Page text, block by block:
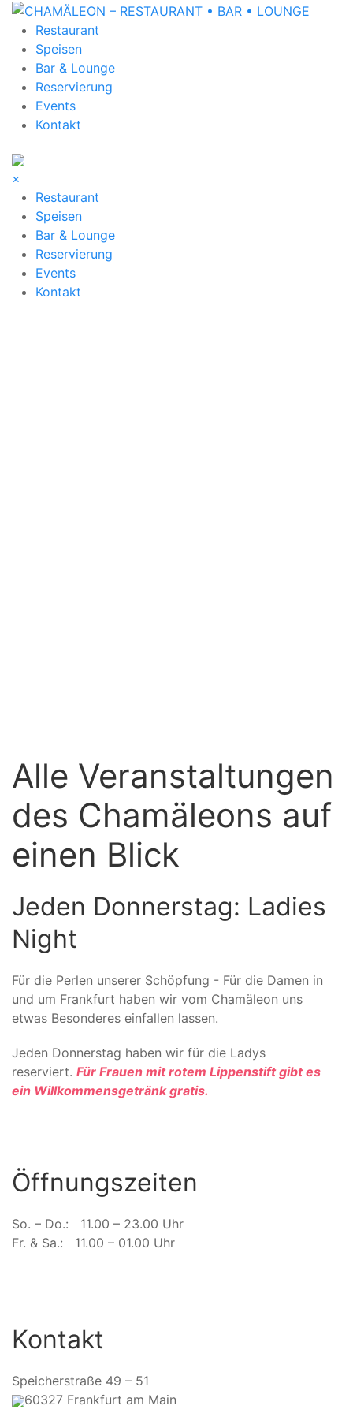
Skip
to
content
CHAMÄLEON – RESTAURANT • BAR • LOUNGE
Restaurant
Speisen
Bar & Lounge
Reservierung
Events
Kontakt
×
Restaurant
Speisen
Bar & Lounge
Reservierung
Events
Kontakt
Alle Veranstaltungen
des Chamäleons auf
einen Blick
Jeden Donnerstag: Ladies
Night
Für die Perlen unserer Schöpfung - Für die Damen in
und um Frankfurt haben wir vom Chamäleon uns
etwas Besonderes einfallen lassen.
Jeden Donnerstag haben wir für die Ladys
reserviert. Für Frauen mit rotem Lippenstift gibt es
ein Willkommensgetränk gratis.
Öffnungszeiten
So. – Do.: 11.00 – 23.00 Uhr
Fr. & Sa.: 11.00 – 01.00 Uhr
Kontakt
Speicherstraße 49 – 51
60327 Frankfurt am Main